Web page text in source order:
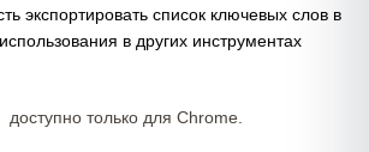
экспортировать список ключевых слов в
в других инструментах
только для Chrome.